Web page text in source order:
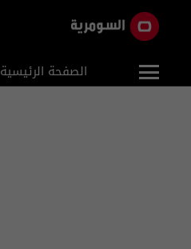
الصفحة الرئيسية